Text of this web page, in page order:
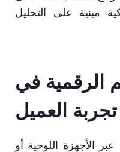
مبنية على التحليل
الرقمية في
العميل
الأجهزة اللوحية أو